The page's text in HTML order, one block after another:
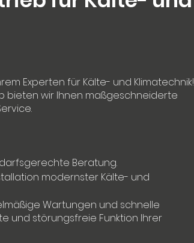
Experten für Kälte- und Klimatechnik!
bieten wir Ihnen maßgeschneiderte
Beratung.
modernster Kälte- und
Wartungen und schnelle
und störungsfreie Funktion Ihrer